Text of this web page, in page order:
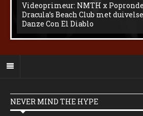
Videoprimeur: NMTH x
Dracula’s Beach Club met
Danze Con El Diablo
NEVER MIND THE HYPE